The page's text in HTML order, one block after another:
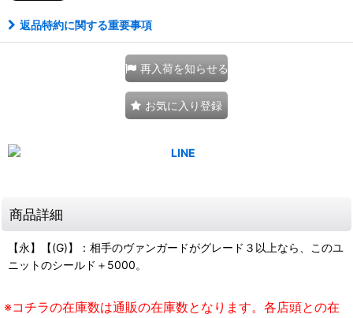
返品特約に関する重要事項
再入荷を知らせる
お気に入り登録
商品詳細
【永】【(G)】：相手のヴァンガードがグレード３以上なら、このユ
ニットのシールド＋5000。
※コチラの在庫数は通販の在庫数となります。各店頭との在